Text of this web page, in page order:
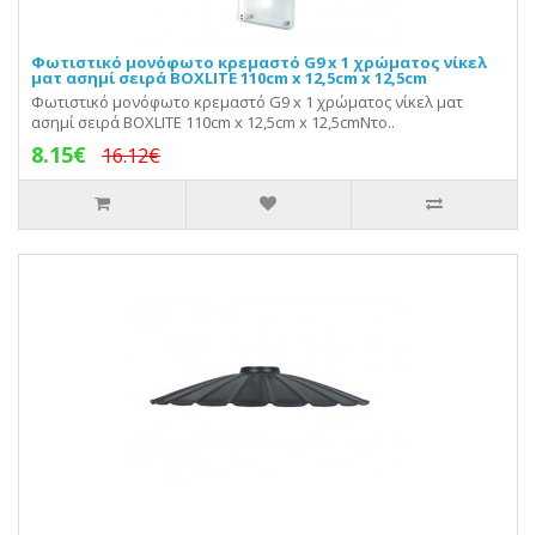
Φωτιστικό μονόφωτo κρεμαστό G9 x 1 χρώματος νίκελ
ματ ασημί σειρά BOXLITE 110cm x 12,5cm x 12,5cm
Φωτιστικό μονόφωτo κρεμαστό G9 x 1 χρώματος νίκελ ματ
ασημί σειρά BOXLITE 110cm x 12,5cm x 12,5cmΝτο..
8.15€ 16.12€